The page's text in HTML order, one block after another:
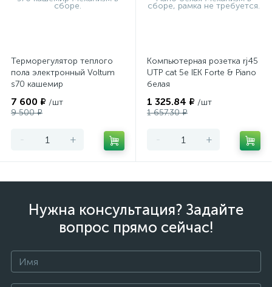
Терморегулятор теплого
пола электронный Voltum
s70 кашемир
7 600 ₽ /шт
9 500 ₽
- +
Компьютерная розетка rj45
UTP cat 5e IEK Forte & Piano
белая
1 325.84 ₽ /шт
1 657.30 ₽
- +
Нужна консультация? Задайте
вопрос прямо сейчас!